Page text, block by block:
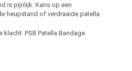
is pijnlijk. Kans op een
heupstand of verdraaide patella.
PSB Patella Bandage